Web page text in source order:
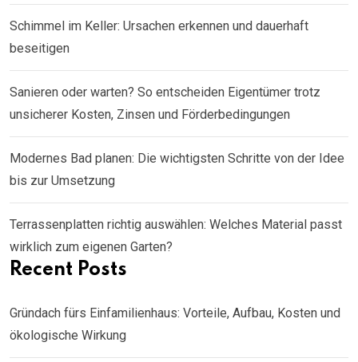
Schimmel im Keller: Ursachen erkennen und dauerhaft
beseitigen
Sanieren oder warten? So entscheiden Eigentümer trotz
unsicherer Kosten, Zinsen und Förderbedingungen
Modernes Bad planen: Die wichtigsten Schritte von der Idee
bis zur Umsetzung
Terrassenplatten richtig auswählen: Welches Material passt
wirklich zum eigenen Garten?
Recent Posts
Gründach fürs Einfamilienhaus: Vorteile, Aufbau, Kosten und
ökologische Wirkung